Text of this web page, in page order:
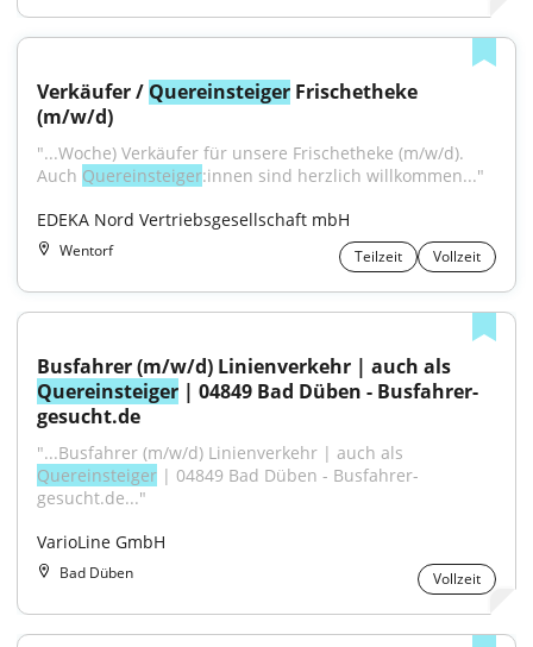
Verkäufer / Quereinsteiger Frischetheke
(m/w/d)
"...Woche) Verkäufer für unsere Frischetheke (m/w/d).
Auch Quereinsteiger:innen sind herzlich willkommen..."
EDEKA Nord Vertriebsgesellschaft mbH
Wentorf Teilzeit Vollzeit
Quereinsteiger | 04849 Bad Düben - Busfahrer-
gesucht.de
Quereinsteiger | 04849 Bad Düben - Busfahrer-
gesucht.de..."
VarioLine GmbH
Bad Düben Vollzeit